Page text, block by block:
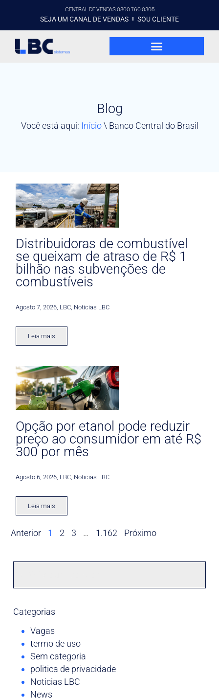
CENTRAL DE VENDAS 0800 760 0305
SEJA UM CANAL DE VENDAS SOU CLIENTE
Blog
Você está aqui: Início\ Banco Central do Brasil
Distribuidoras de combustível
se queixam de atraso de R$ 1
bilhão nas subvenções de
combustíveis
Agosto 7, 2026 LBC Noticias LBC
Leia mais
Opção por etanol pode reduzir
preço ao consumidor em até R$
300 por mês
Agosto 6, 2026 LBC Noticias LBC
Leia mais
Anterior 1 2 3 … 1.162 Próximo
Categorias
Vagas
termo de uso
Sem categoria
politica de privacidade
Noticias LBC
News